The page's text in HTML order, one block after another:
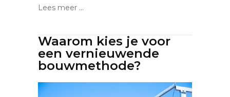
Lees meer ...
Waarom kies je voor
een vernieuwende
bouwmethode?